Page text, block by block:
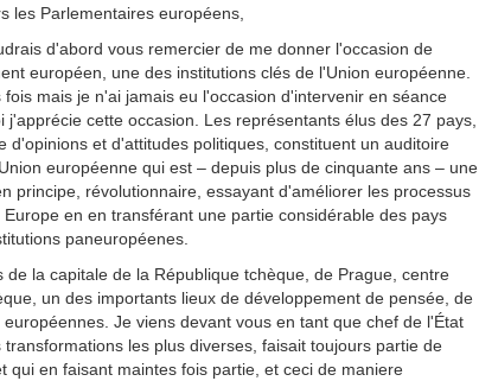
les Parlementaires européens,
d'abord vous remercier de me donner l'occasion de
européen, une des institutions clés de l'Union européenne.
mais je n'ai jamais eu l'occasion d'intervenir en séance
j'apprécie cette occasion. Les représentants élus des 27 pays,
d'opinions et d'attitudes politiques, constituent un auditoire
européenne qui est – depuis plus de cinquante ans – une
principe, révolutionnaire, essayant d'améliorer les processus
en en transférant une partie considérable des pays
paneuropéenes.
de la capitale de la République tchèque, de Prague, centre
un des importants lieux de développement de pensée, de
Je viens devant vous en tant que chef de l'État
les plus diverses, faisait toujours partie de
qui en faisant maintes fois partie, et ceci de maniere